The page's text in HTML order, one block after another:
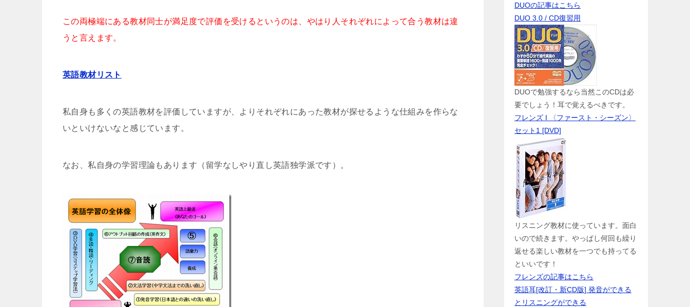
この両極端にある教材同士が満足度で評価を受けるというのは、やはり人それぞれによって合う教材は違
うと言えます。
英語教材リスト
私自身も多くの英語教材を評価していますが、よりそれぞれにあった教材が探せるような仕組みを作らな
いといけないなと感じています。
なお、私自身の学習理論もあります（留学なしやり直し英語独学派です）。
DUOの記事はこちら
DUO 3.0 / CD復習用
DUOで勉強するなら当然このCDは必
要でしょう！耳で覚えるべきです。
フレンズ I 〈ファースト・シーズン〉
セット1 [DVD]
リスニング教材に使っています。面白
いので続きます。やっぱし何回も繰り
返せる楽しい教材を一つでも持ってる
といいです！
フレンズの記事はこちら
英語耳[改訂・新CD版] 発音ができる
とリスニングができる